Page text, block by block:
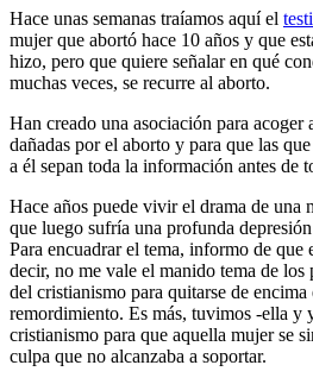
Hace unas semanas traíamos aquí el
mujer que abortó hace 10 años y que
hizo, pero que quiere señalar en qué
muchas veces, se recurre al aborto.
Han creado una asociación para acoger
dañadas por el aborto y para que las
a él sepan toda la información antes de
Hace años puede vivir el drama de una
que luego sufría una profunda
Para encuadrar el tema, informo de que
decir, no me vale el manido tema de los
del cristianismo para quitarse de
remordimiento. Es más, tuvimos -ella y
cristianismo para que aquella mujer se
culpa que no alcanzaba a soportar.